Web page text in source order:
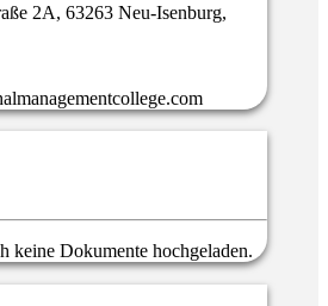
2A, 63263 Neu-Isenburg,
keine Dokumente hochgeladen.